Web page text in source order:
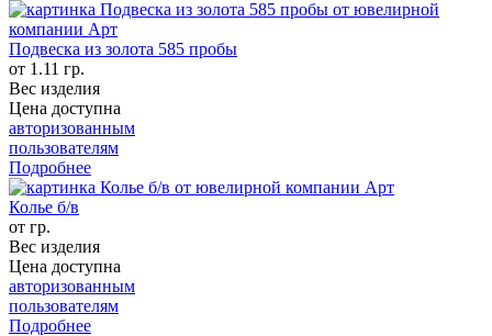
Подвеска из золота 585 пробы
от 1.11 гр.
Вес изделия
Цена доступна
авторизованным
пользователям
Подробнее
Колье б/в
от гр.
Вес изделия
Цена доступна
авторизованным
пользователям
Подробнее